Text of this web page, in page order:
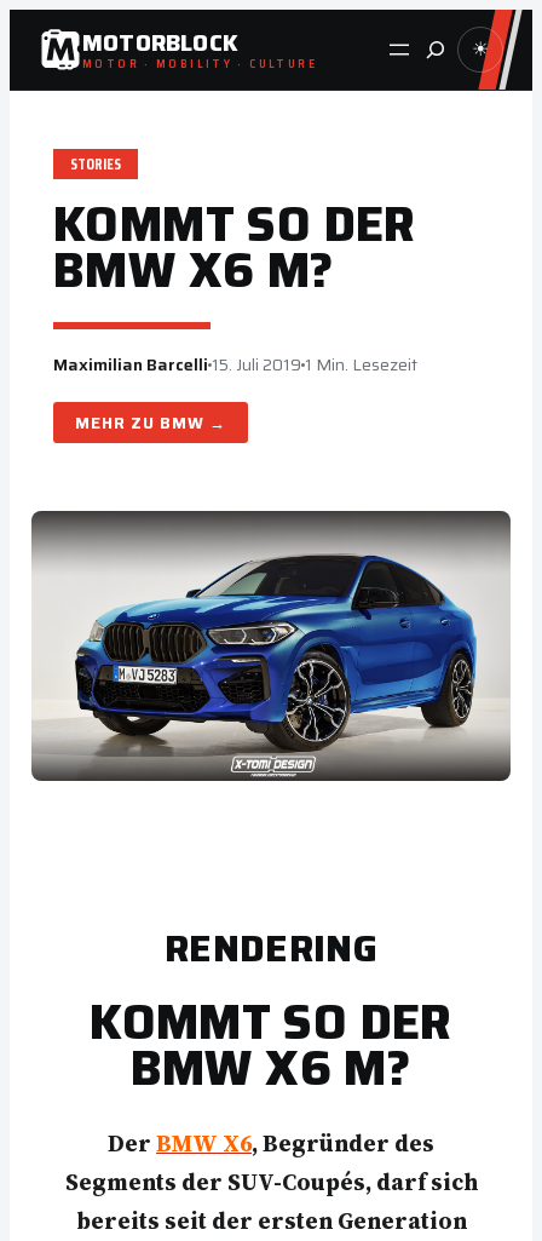
Zum
Inhalt
springen
MOTORBLOCK
MOTOR · MOBILITY · CULTURE Suche ☀
STORIES
KOMMT SO DER
BMW X6 M?
Maximilian Barcelli 15. Juli 2019 1 Min. Lesezeit
BMW
RENDERING
KOMMT SO DER
BMW X6 M?
DerBMW X6, Begründer des
Segments der SUV-Coupés, darf sich
bereits seit der ersten Generation